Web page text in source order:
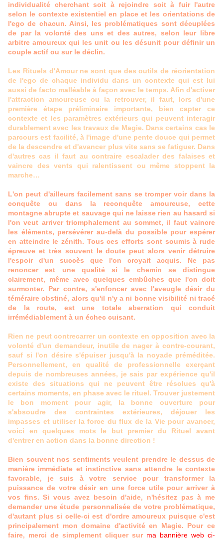
individualité cherchant soit à rejoindre soit à fuir l'autre
selon le contexte existentiel en place et les orientations de
l'ego de chacun. Ainsi, les problématiques sont décuplées
de par la volonté des uns et des autres, selon leur libre
arbitre amoureux qui les unit ou les désunit pour définir un
couple actif ou sur le déclin.
Les Rituels d'Amour ne sont que des outils de réorientation
de l'ego de chaque individu dans un contexte qui est lui
aussi de facto malléable à façon avec le temps. Afin d'activer
l'attraction amoureuse ou la retrouver, il faut, lors d'une
première étape préliminaire importante, bien capter ce
contexte et les paramètres extérieurs qui peuvent interagir
durablement avec les travaux de Magie. Dans certains cas le
parcours est facilité, à l'image d'une pente douce qui permet
de la descendre et d'avancer plus vite sans se fatiguer. Dans
d'autres cas il faut au contraire escalader des falaises et
vaincre des vents qui ralentissent ou même stoppent la
marche…
L'on peut d'ailleurs facilement sans se tromper voir dans la
conquête ou dans la reconquête amoureuse, cette
montagne abrupte et sauvage qui ne laisse rien au hasard si
l'on veut arriver triomphalement au sommet, il faut vaincre
les éléments, persévérer au-delà du possible pour espérer
en atteindre le zénith. Tous ces efforts sont soumis à rude
épreuve et très souvent le doute peut alors venir détruire
l'espoir d'un succès que l'on croyait acquis. Ne pas
renoncer est une qualité si le chemin se distingue
clairement, même avec quelques embûches que l'on doit
surmonter. Par contre, s'enfoncer avec l'aveugle désir du
téméraire obstiné, alors qu'il n'y a ni bonne visibilité ni tracé
de la route, est une totale aberration qui conduit
irrémédiablement à un échec cuisant.
Rien ne peut contrecarrer un contexte en opposition avec la
volonté d'un demandeur, inutile de nager à contre-courant,
sauf si l'on désire s'épuiser jusqu'à la noyade préméditée.
Personnellement, en qualité de professionnelle exerçant
depuis de nombreuses années, je sais par expérience qu'il
existe des situations qui ne peuvent être résolues qu'à
certains moments, en phase avec le rituel. Trouver justement
le bon moment pour agir, la bonne ouverture pour
s'absoudre des contraintes extérieures, déjouer les
impasses et utiliser la force du flux de la Vie pour avancer,
voici en quelques mots le but premier du Rituel avant
d'entrer en action dans la bonne direction !
Bien souvent nos sentiments veulent prendre le dessus de
manière immédiate et instinctive sans attendre le contexte
favorable, je suis à votre service pour transformer la
puissance de votre désir en une force utile pour arriver à
vos fins. Si vous avez besoin d'aide, n'hésitez pas à me
demander une étude personnalisée de votre problématique,
d'autant plus si celle-ci est d'ordre amoureux puisque c'est
principalement mon domaine d'activité en Magie. Pour ce
faire, merci de simplement cliquer sur ma bannière web ci-